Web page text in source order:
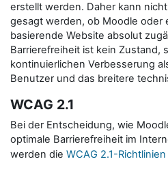
erstellt werden. Daher kann
gesagt werden, ob Moodle oder
basierende Website absolut
Barrierefreiheit ist kein Zustand,
kontinuierlichen Verbesserung
Benutzer und das breitere
WCAG 2.1
Bei der Entscheidung, wie
optimale Barrierefreiheit im
werden die WCAG 2.1-Richtlinien